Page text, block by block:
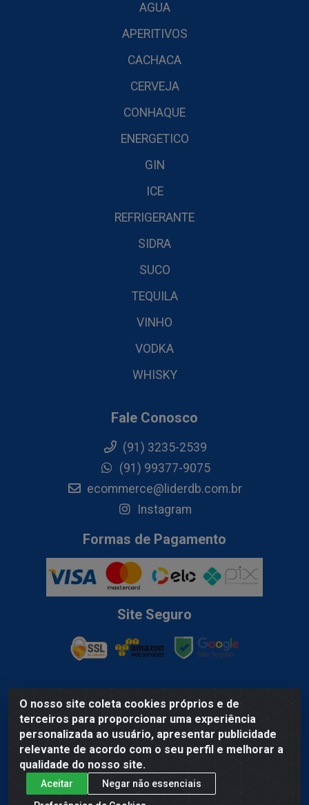
O nosso site coleta cookies próprios e de
terceiros para proporcionar uma experiência
personalizada ao usuário, apresentar publicidade
relevante de acordo com o seu perfil e melhorar a
qualidade do nosso site.
Aceitar
Negar não essenciais
AGUA
APERITIVOS
CACHACA
CERVEJA
CONHAQUE
ENERGETICO
GIN
ICE
REFRIGERANTE
SIDRA
SUCO
TEQUILA
VINHO
VODKA
WHISKY
Fale Conosco
(91) 3235-2539
(91) 99377-9075
ecommerce@liderdb.com.br
Instagram
Formas de Pagamento
Site Seguro
Lider Distribuidora de Bebidas LTDA - Av. Gov. Hélio Da Mota
Gueiros, 100A - Coqueiro, Ananindeua/PA, - CEP 67.120-370 -
CNPJ 03.074.354/0001-79